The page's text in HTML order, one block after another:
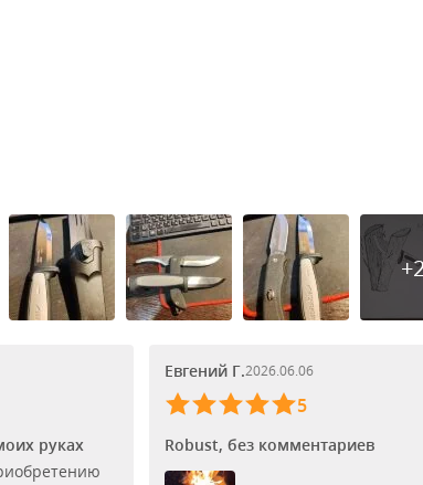
руках
Евгений Г.2026.06.06
5
Robust, без комментариев